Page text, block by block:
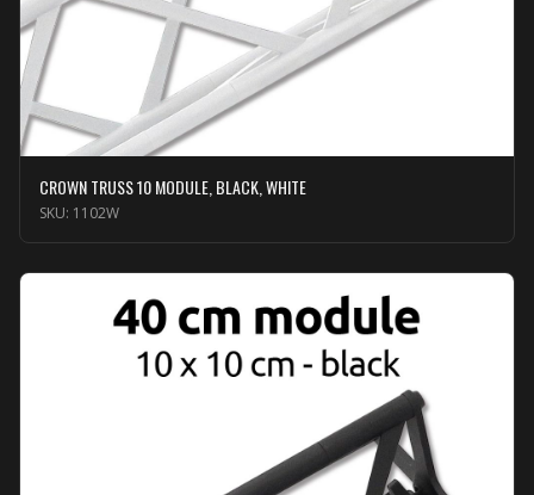
CROWN TRUSS 10 MODULE, BLACK, WHITE
SKU: 1102W